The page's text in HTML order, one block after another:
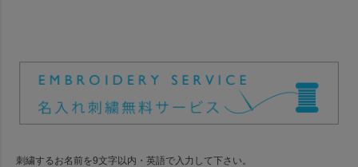
刺繍するお名前を9文字以内・英語で入力して下さい。